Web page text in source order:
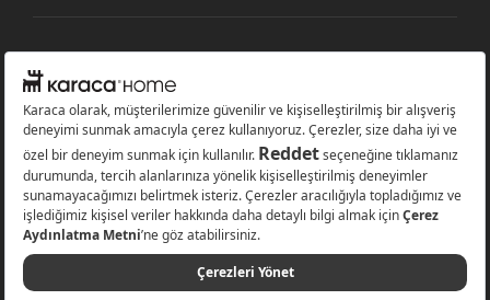
© 2026 Karaca Home Collection Tekstil Sanayi ve Ticaret A.Ş. - Tüm hakları
saklıdır.